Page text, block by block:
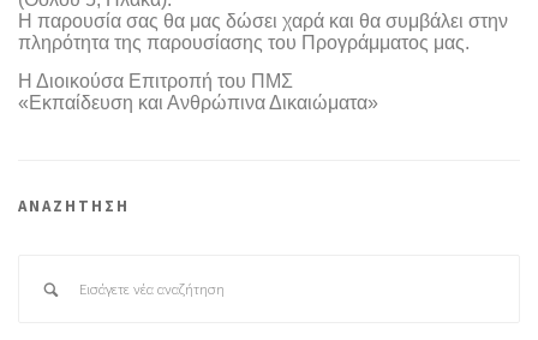
Η παρουσία σας θα μας δώσει χαρά και θα συμβάλει στην
πληρότητα της παρουσίασης του Προγράμματος μας.
Η Διοικούσα Επιτροπή του ΠΜΣ
«Εκπαίδευση και Ανθρώπινα Δικαιώματα»
ΑΝΑΖΗΤΗΣΗ